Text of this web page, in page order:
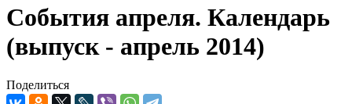
События апреля. Календарь
(выпуск - апрель 2014)
Поделиться